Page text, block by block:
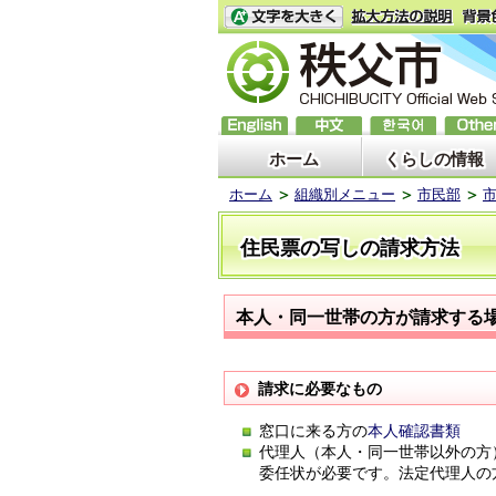
ホーム くらしの情報
ホーム 組織別メニュー 市民部
住民票の写しの請求方法
本人・同一世帯の方が請求する
請求に必要なもの
窓口に来る方の本人確認書類
代理人（本人・同一世帯以外の
委任状が必要です。法定代理人